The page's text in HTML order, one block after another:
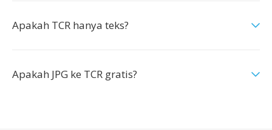
Apakah TCR hanya teks?
Apakah JPG ke TCR gratis?